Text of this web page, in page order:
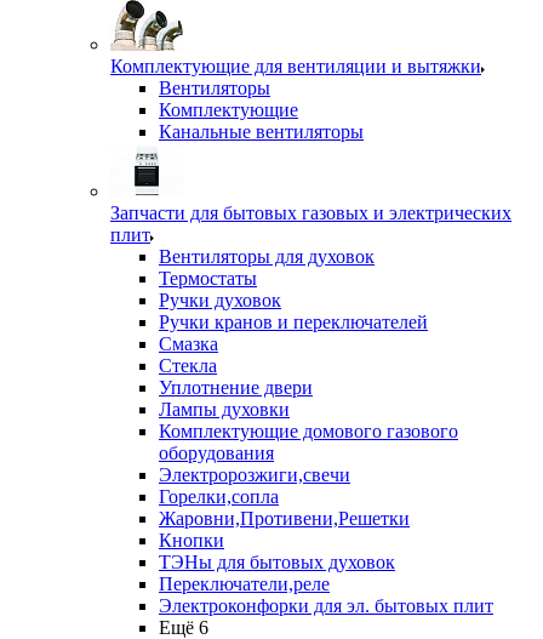
Комплектующие для вентиляции и вытяжки
Вентиляторы
Комплектующие
Канальные вентиляторы
Запчасти для бытовых газовых и электрических
плит
Вентиляторы для духовок
Термостаты
Ручки духовок
Ручки кранов и переключателей
Смазка
Стекла
Уплотнение двери
Лампы духовки
Комплектующие домового газового
оборудования
Электророзжиги,свечи
Горелки,сопла
Жаровни,Противени,Решетки
Кнопки
ТЭНы для бытовых духовок
Переключатели,реле
Электроконфорки для эл. бытовых плит
Ещё 6